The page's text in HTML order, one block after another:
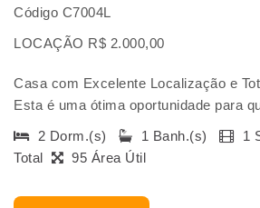
Código C7004L
LOCAÇÃO R$ 2.000,00
Casa com Excelente Localização e
Esta é uma ótima oportunidade para
2 Dorm.(s)
1 Banh.(s) 1
Total
95 Área Útil